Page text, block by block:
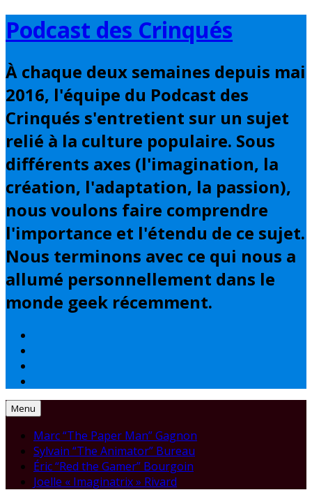
Basculer
vers
contenu
Podcast des Crinqués
À chaque deux semaines depuis mai
2016, l'équipe du Podcast des
Crinqués s'entretient sur un sujet
relié à la culture populaire. Sous
différents axes (l'imagination, la
création, l'adaptation, la passion),
nous voulons faire comprendre
l'importance et l'étendu de ce sujet.
Nous terminons avec ce qui nous a
allumé personnellement dans le
monde geek récemment.
Menu
Marc “The Paper Man” Gagnon
Sylvain “The Animator” Bureau
Éric “Red the Gamer” Bourgoin
Joelle « Imaginatrix » Rivard